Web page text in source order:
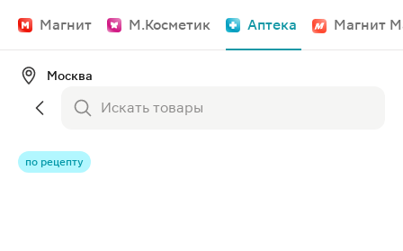
Магнит М.Косметик Аптека Магнит
Москва
по рецепту